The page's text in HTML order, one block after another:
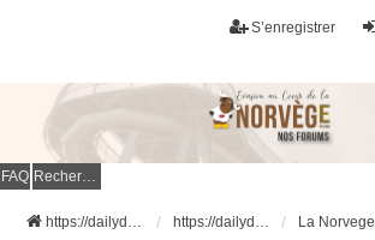
S’enregistrer
FAQ Rechercher
https://dailydigesthub.com https://dailydigesthub.com La Norvege